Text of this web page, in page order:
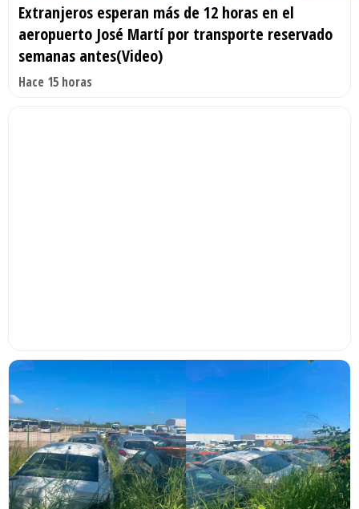
Extranjeros esperan más de 12 horas en el
aeropuerto José Martí por transporte reservado
semanas antes(Video)
Hace 15 horas